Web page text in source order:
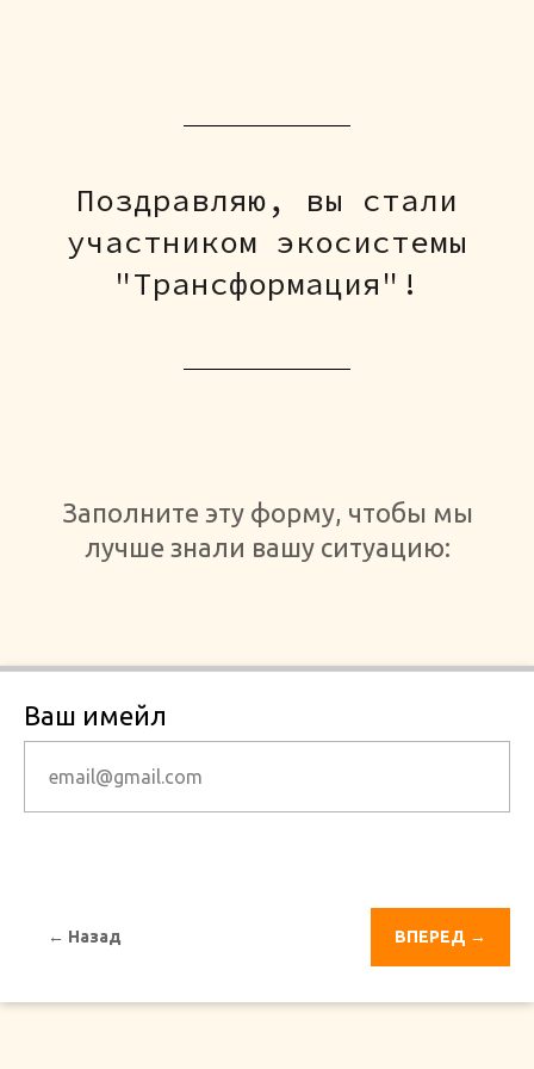
Поздравляю, вы стали
участником экосистемы
"Трансформация"!
Заполните эту форму, чтобы мы
лучше знали вашу ситуацию:
Ваш имейл
← Назад ВПЕРЕД →